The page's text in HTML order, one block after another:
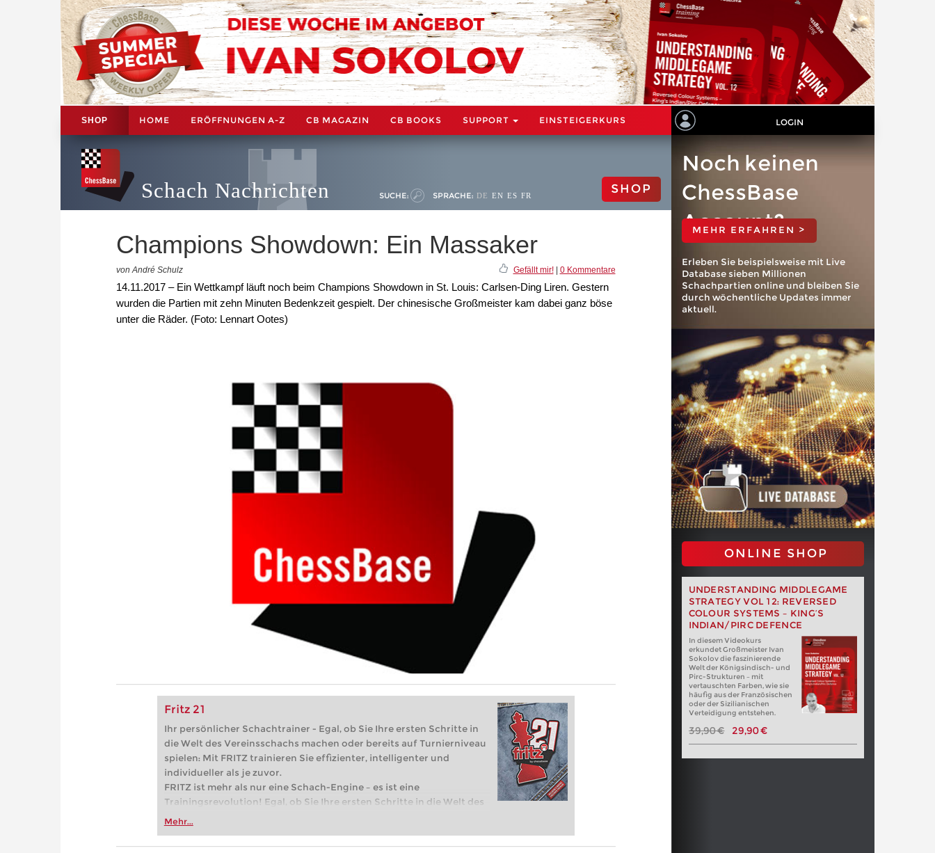
SHOP HOME ERÖFFNUNGEN A-Z CB MAGAZIN CB BOOKS SUPPORT EINSTEIGERKURS LOGIN
Schach Nachrichten SUCHE: SPRACHE: DE EN ES FR SHOP
Champions Showdown: Ein Massaker
von André Schulz Gefällt mir!| 0 Kommentare
14.11.2017 – Ein Wettkampf läuft noch beim Champions Showdown in St. Louis: Carlsen-Ding Liren. Gestern
wurden die Partien mit zehn Minuten Bedenkzeit gespielt. Der chinesische Großmeister kam dabei ganz böse
unter die Räder. (Foto: Lennart Ootes)
Fritz 21
Ihr persönlicher Schachtrainer - Egal, ob Sie Ihre ersten Schritte in
die Welt des Vereinsschachs machen oder bereits auf Turnierniveau
spielen: Mit FRITZ trainieren Sie effizienter, intelligenter und
individueller als je zuvor.
FRITZ ist mehr als nur eine Schach-Engine – es ist eine
Trainingsrevolution! Egal, ob Sie Ihre ersten Schritte in die Welt des
Vereinsschachs machen oder bereits auf Turnierniveau spielen: Mit
zuvor.
Mehr...
Noch keinen
ChessBase
Account?
MEHR ERFAHREN >
Erleben Sie beispielsweise mit Live
Database sieben Millionen
Schachpartien online und bleiben Sie
durch wöchentliche Updates immer
aktuell.
ONLINE SHOP
UNDERSTANDING MIDDLEGAME
STRATEGY VOL 12: REVERSED
COLOUR SYSTEMS – KING’S
INDIAN/PIRC DEFENCE
In diesem Videokurs
erkundet Großmeister Ivan
Sokolov die faszinierende
Welt der Königsindisch- und
Pirc-Strukturen – mit
vertauschten Farben, wie sie
häufig aus der Französischen
oder der Sizilianischen
Verteidigung entstehen.
39,90 € 29,90 €